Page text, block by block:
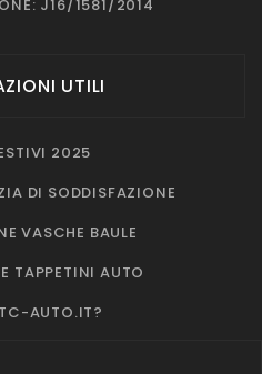
J16/1581/2014
UTILI
2025
DI SODDISFAZIONE
VASCHE BAULE
TAPPETINI AUTO
AUTO.IT?